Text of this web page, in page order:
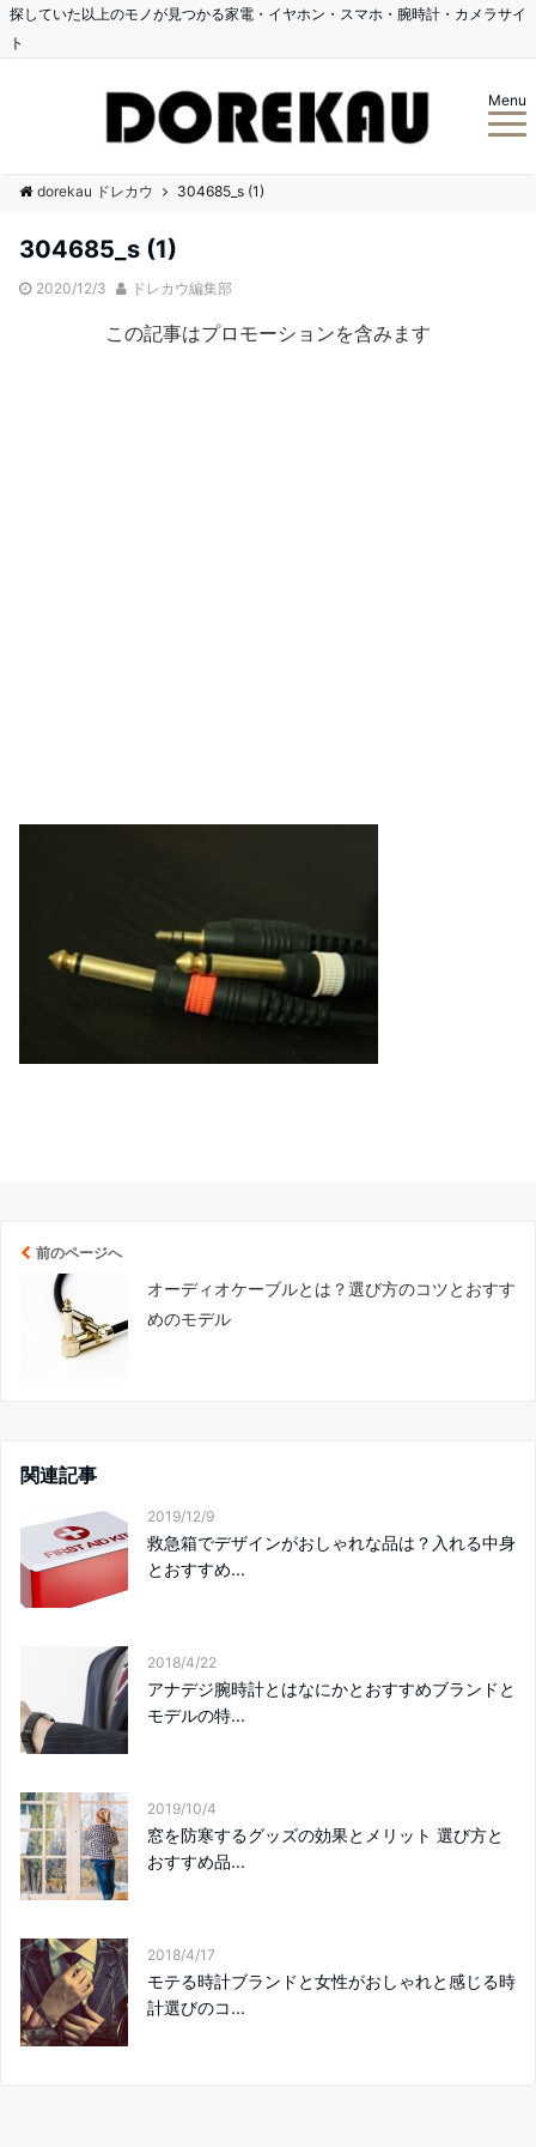
探していた以上のモノが見つかる家電・イヤホン・スマホ・腕時計・カメラサイ
ト
Menu
dorekau ドレカウ 304685_s (1)
304685_s (1)
2020/12/3 ドレカウ編集部
この記事はプロモーションを含みます
前のページへ
オーディオケーブルとは？選び方のコツとおすす
めのモデル
関連記事
2019/12/9
救急箱でデザインがおしゃれな品は？入れる中身
とおすすめ...
2018/4/22
アナデジ腕時計とはなにかとおすすめブランドと
モデルの特...
2019/10/4
窓を防寒するグッズの効果とメリット 選び方と
おすすめ品...
2018/4/17
モテる時計ブランドと女性がおしゃれと感じる時
計選びのコ...